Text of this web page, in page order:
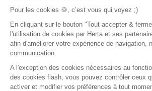
Accueil FAQ Pâte à tarte et pizza
FAQ Contact
Pour les cookies 🍪, c’est vous qui voyez ;)
En cliquant sur le bouton "Tout accepter &
l'utilisation de cookies par Herta et ses
afin d'améliorer votre expérience de navigation,
communication.
A l'exception des cookies nécessaires au
des cookies flash, vous pouvez contrôler ceux
activer et modifier vos préférences à tout